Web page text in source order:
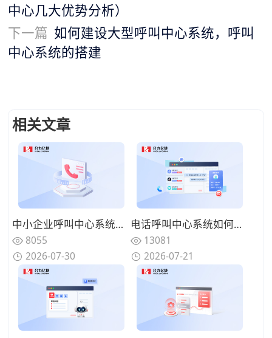
中心几大优势分析）
下一篇 如何建设大型呼叫中心系统，呼叫
中心系统的搭建
相关文章
中小企业呼叫中心系统选型：轻量化、低运维、快速落地的方案选择
8055
2026-07-30
电话呼叫中心系统如何与在线渠道融合？全触点统一路由的协同方案
13081
2026-07-21